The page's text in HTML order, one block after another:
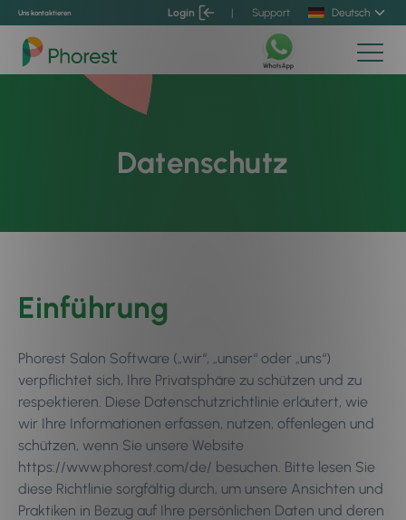
Uns kontaktieren Login | Support Deutsch
Datenschutz
Einführung
Phorest Salon Software („wir“, „unser“ oder „uns“)
verpflichtet sich, Ihre Privatsphäre zu schützen und zu
respektieren. Diese Datenschutzrichtlinie erläutert, wie
wir Ihre Informationen erfassen, nutzen, offenlegen und
schützen, wenn Sie unsere Website
https://www.phorest.com/de/ besuchen. Bitte lesen Sie
diese Richtlinie sorgfältig durch, um unsere Ansichten und
Praktiken in Bezug auf Ihre persönlichen Daten und deren